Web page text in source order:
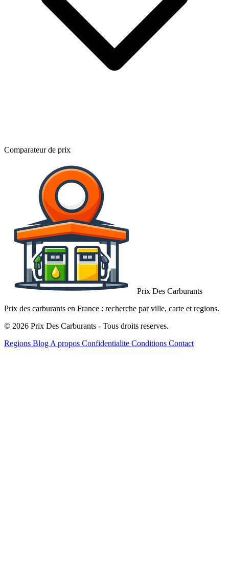
Comparateur de prix
Prix Des Carburants
Prix des carburants en France : recherche par ville, carte et regions.
© 2026 Prix Des Carburants - Tous droits reserves.
Regions Blog A propos Confidentialite Conditions Contact